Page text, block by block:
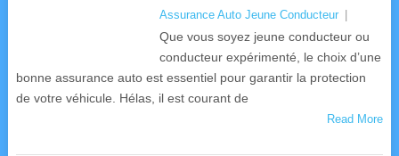
Assurance Auto Jeune Conducteur
Que vous soyez jeune conducteur ou
conducteur expérimenté, le choix d’une
bonne assurance auto est essentiel pour garantir la protection
de votre véhicule. Hélas, il est courant de
Read More